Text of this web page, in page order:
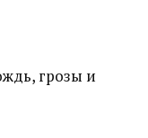
грозы и